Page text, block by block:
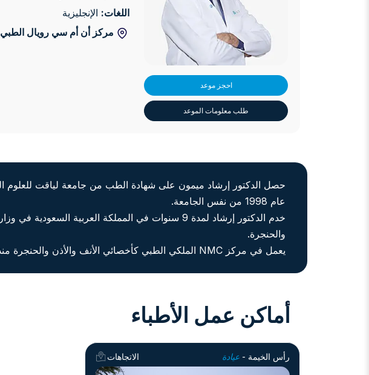
احجز موعد
طلب معلومات الموعد
اللغات: الإنجليزية
مركز أن أم سي رويال الطبي
عام 1998 من نفس الجامعة.
والحنجرة.
يعمل في مركز NMC الملكي الطبي كأخصائي الأنف والأذن والحنجرة منذ عام 2014.
أماكن عمل الأطباء
رأس الخيمة - عيادة الاتجاهات